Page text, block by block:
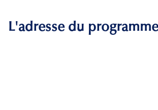
L'adresse du programme